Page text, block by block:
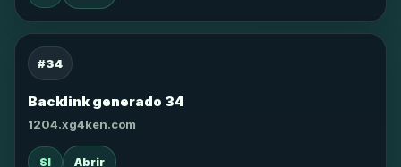
#34
Backlink generado 34
1204.xg4ken.com
SI Abrir